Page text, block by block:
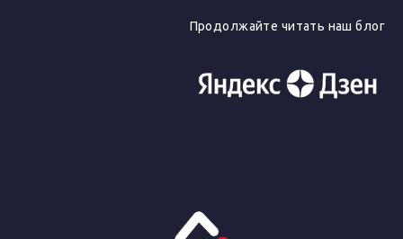
Продолжайте читать наш блог